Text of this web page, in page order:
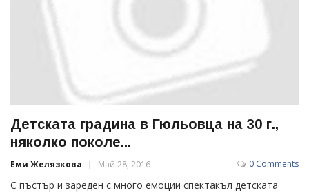
Детската градина в Гюльовца на 30 г.,
няколко поколе...
Еми Желязкова Май 28, 2016 0 Comments
С пъстър и зареден с много емоции спектакъл детската